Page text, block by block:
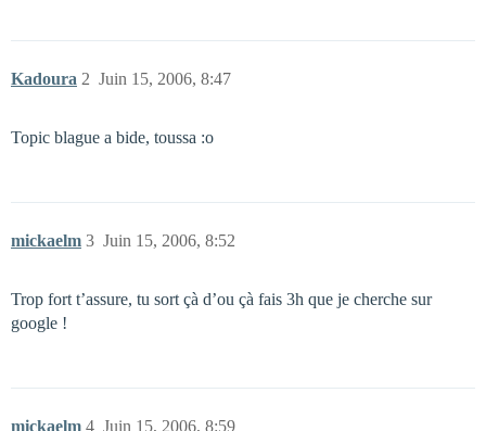
Kadoura Juin 15, 2006, 8:47
2
Topic blague a bide, toussa :o
mickaelm Juin 15, 2006, 8:52
3
Trop fort t’assure, tu sort çà d’ou çà fais 3h que je cherche sur
google !
mickaelm Juin 15, 2006, 8:59
4